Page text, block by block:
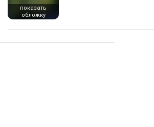
показать
обложку